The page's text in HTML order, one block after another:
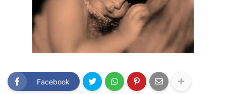
Facebook